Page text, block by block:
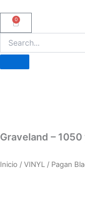
contenido
0
Carrito
Graveland –
Inicio / VINYL / Pagan